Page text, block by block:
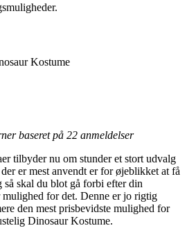
Kostume
baseret på 22 anmeldelser
tilbyder nu om stunder et stort udvalg
er mest anvendt er for øjeblikket at få
så skal du blot gå forbi efter din
for det. Denne er jo rigtig
den mest prisbevidste mulighed for
Dinosaur Kostume.